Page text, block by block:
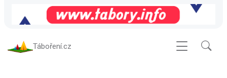
Táboření.cz